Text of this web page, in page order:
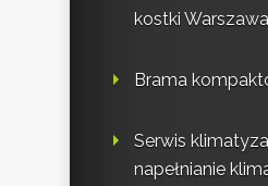
kostki Warszawa
Brama
Serwis
napełnianie